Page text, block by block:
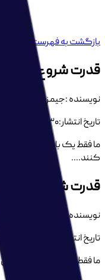
بازگشت به فهرست کتاب ها
قدرت شروع ناقص
نویسنده :جیمز کلییر
تاریخ انتشار:۱۴۰۴/۵/۳۰
ما فقط یک بار فرصت زندگی
کنند....
قدرت شروع ناقص
نویسنده :
تاریخ انتشار:
ما فقط یک بار فرصت زندگی